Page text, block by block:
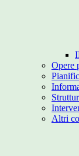
Opere
Altri